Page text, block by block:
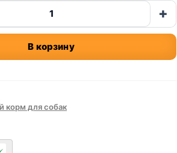
+
В корзину
корм для собак